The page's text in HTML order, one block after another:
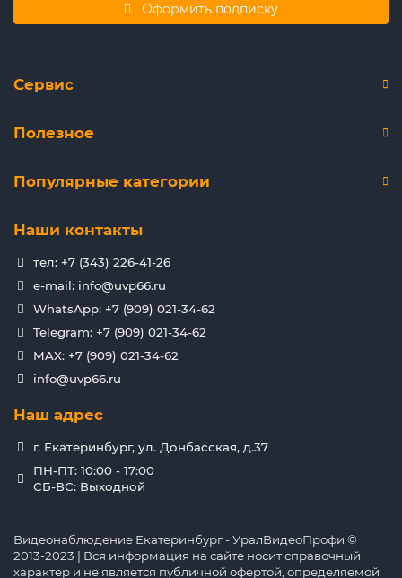
Оформить подписку
Сервис
Полезное
Популярные категории
Наши контакты
тел: +7 (343) 226-41-26
e-mail: info@uvp66.ru
WhatsApp: +7 (909) 021-34-62
Telegram: +7 (909) 021-34-62
MAX: +7 (909) 021-34-62
info@uvp66.ru
Наш адрес
г. Екатеринбург, ул. Донбасская, д.37
ПН-ПТ: 10:00 - 17:00
СБ-ВС: Выходной
Видеонаблюдение Екатеринбург - УралВидеоПрофи ©
2013-2023 | Вся информация на сайте носит справочный
характер и не является публичной офертой, определяемой